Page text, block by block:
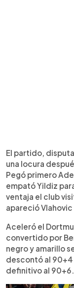
El partido,
una locura
Pegó primero
empató Yildiz
ventaja el club
apareció
Aceleró el
convertido por
negro y amarillo
descontó al
definitivo al 90+6.